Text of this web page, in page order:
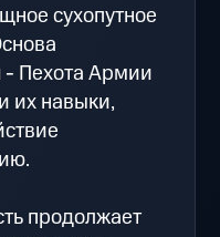
сухопутное
- Пехота Армии
их навыки,
продолжает